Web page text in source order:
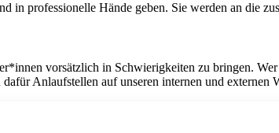
in professionelle Hände geben. Sie werden an die
vorsätzlich in Schwierigkeiten zu bringen.
Anlaufstellen auf unseren internen und externen